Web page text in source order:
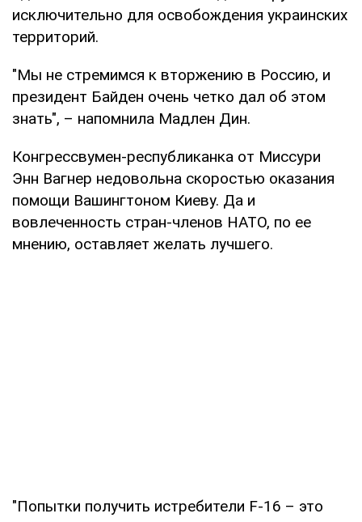
исключительно для освобождения украинских
территорий.
"Мы не стремимся к вторжению в Россию, и
президент Байден очень четко дал об этом
знать", – напомнила Мадлен Дин.
Конгрессвумен-республиканка от Миссури
Энн Вагнер недовольна скоростью оказания
помощи Вашингтоном Киеву. Да и
вовлеченность стран-членов НАТО, по ее
мнению, оставляет желать лучшего.
"Попытки получить истребители F-16 – это